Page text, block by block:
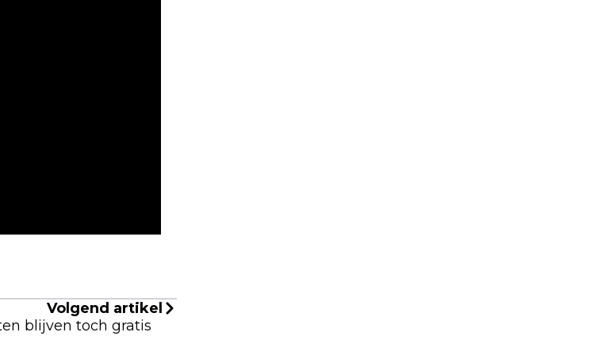
Volgend artikel
blijven toch gratis